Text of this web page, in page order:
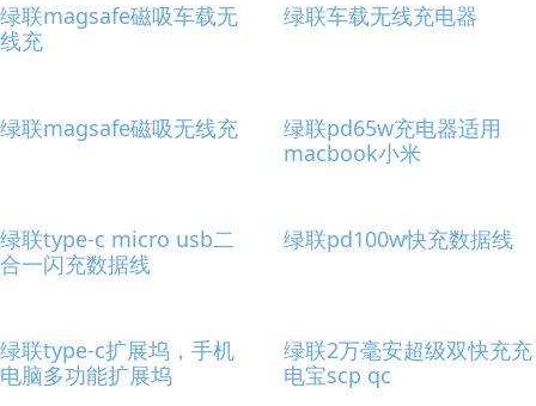
绿联magsafe磁吸车载无
线充
绿联车载无线充电器
绿联magsafe磁吸无线充
绿联pd65w充电器适用
macbook小米
绿联type-c micro usb二
合一闪充数据线
绿联pd100w快充数据线
绿联type-c扩展坞，手机
电脑多功能扩展坞
绿联2万毫安超级双快充充
电宝scp qc